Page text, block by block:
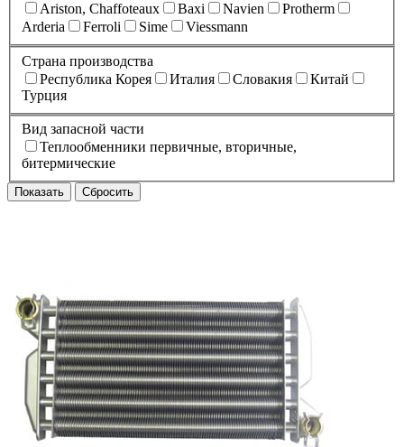
Ariston, Chaffoteaux
Baxi Navien
Protherm
Arderia
Ferroli Sime Viessmann
Страна производства
Республика Корея
Италия Словакия
Китай
Турция
Вид запасной части
Теплообменники первичные, вторичные,
битермические